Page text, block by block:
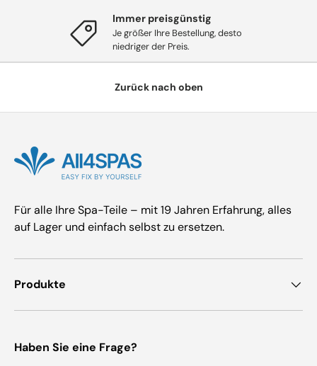
Immer preisgünstig
Je größer Ihre Bestellung, desto
niedriger der Preis.
Zurück nach oben
Für alle Ihre Spa-Teile – mit 19 Jahren Erfahrung, alles
auf Lager und einfach selbst zu ersetzen.
Produkte
Haben Sie eine Frage?